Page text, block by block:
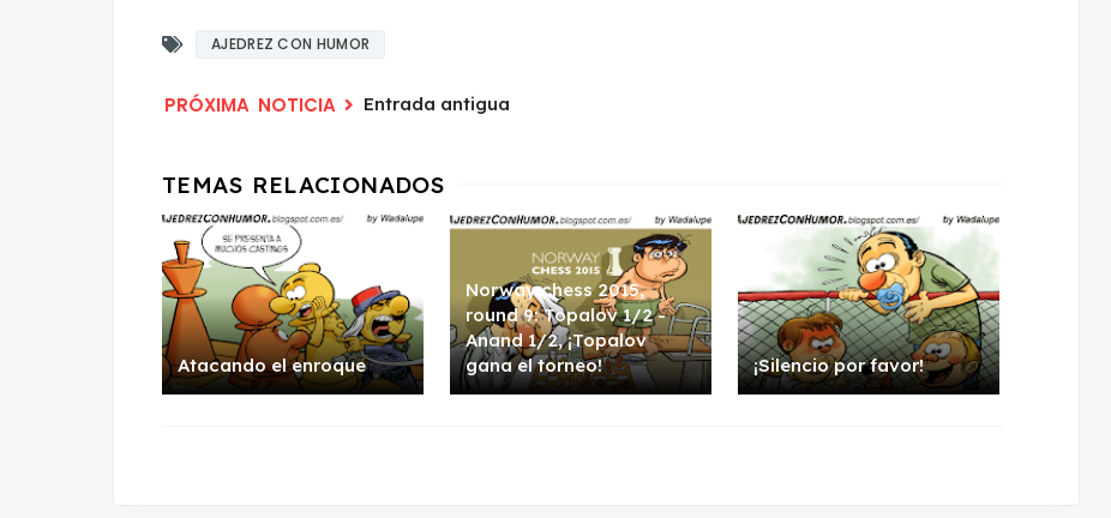
AJEDREZ CON HUMOR
Entrada antigua
Atacando el enroque
Norway chess 2015,
round 9: Topalov 1/2 -
Anand 1/2, ¡Topalov
gana el torneo!
¡Silencio por favor!